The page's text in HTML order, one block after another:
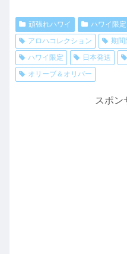
頑張れハワイ ハワイ限定
アロハコレクション
期間
ハワイ限定
日本発送
オリーブ＆オリバー
スポン